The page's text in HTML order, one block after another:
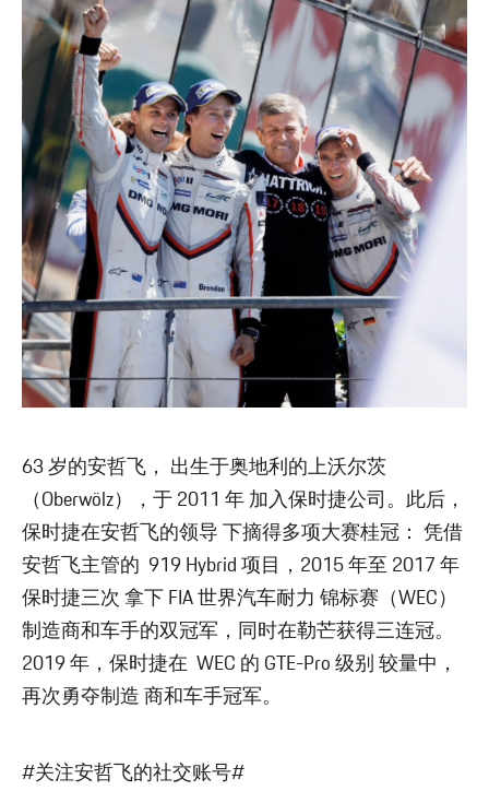
63 岁的安哲飞， 出生于奥地利的上沃尔茨
（Oberwölz），于 2011 年 加入保时捷公司。此后，
保时捷在安哲飞的领导 下摘得多项大赛桂冠： 凭借
安哲飞主管的 919 Hybrid 项目，2015 年至 2017 年
保时捷三次 拿下 FIA 世界汽车耐力 锦标赛（WEC）
制造商和车手的双冠军，同时在勒芒获得三连冠。
2019 年，保时捷在 WEC 的 GTE-Pro 级别 较量中，
再次勇夺制造 商和车手冠军。
#关注安哲飞的社交账号#